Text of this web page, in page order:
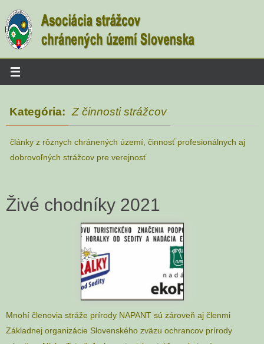
to
content
Kategória: Z činnosti strážcov
články z rôznych chránených území, činnosť profesionálnych aj
dobrovoľných strážcov pre verejnosť
Živé chodníky 2021
Mnohí členovia stráže prírody NAPANT sú zároveň aj členmi
Základnej organizácie Slovenského zväzu ochrancov prírody